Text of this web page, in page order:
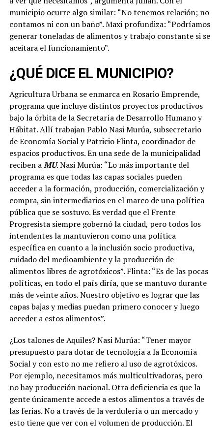
municipio ocurre algo similar: “No tenemos relación; no
contamos ni con un baño”. Maxi profundiza: “Podríamos
generar toneladas de alimentos y trabajo constante si se
aceitara el funcionamiento”.
¿QUÉ DICE EL MUNICIPIO?
Agricultura Urbana se enmarca en Rosario Emprende,
programa que incluye distintos proyectos productivos
bajo la órbita de la Secretaría de Desarrollo Humano y
Hábitat. Allí trabajan Pablo Nasi Murúa, subsecretario
de Economía Social y Patricio Flinta, coordinador de
espacios productivos. En una sede de la municipalidad
reciben aMU. Nasi Murúa: “Lo más importante del
programa es que todas las capas sociales pueden
acceder a la formación, producción, comercialización y
compra, sin intermediarios en el marco de una política
pública que se sostuvo. Es verdad que el Frente
Progresista siempre gobernó la ciudad, pero todos los
intendentes la mantuvieron como una política
específica en cuanto a la inclusión socio productiva,
cuidado del medioambiente y la producción de
alimentos libres de agrotóxicos”. Flinta: “Es de las pocas
políticas, en todo el país diría, que se mantuvo durante
más de veinte años. Nuestro objetivo es lograr que las
capas bajas y medias puedan primero conocer y luego
acceder a estos alimentos”.
¿Los talones de Aquiles? Nasi Murúa: “Tener mayor
presupuesto para dotar de tecnología a la Economía
Social y con esto no me refiero al uso de agrotóxicos.
Por ejemplo, necesitamos más multicultivadoras, pero
no hay producción nacional. Otra deficiencia es que la
gente únicamente accede a estos alimentos a través de
las ferias. No a través de la verdulería o un mercado y
esto tiene que ver con el volumen de producción. El